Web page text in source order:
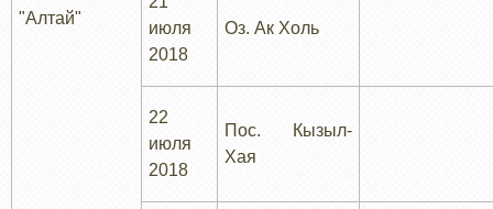
"Алтай"
июля
2018
Оз. Ак Холь
22
июля
2018
Пос. Кызыл-
Хая